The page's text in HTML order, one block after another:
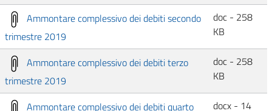
Ammontare complessivo dei debiti secondo
trimestre 2019
doc - 258
KB
Ammontare complessivo dei debiti terzo
trimestre 2019
doc - 258
KB
Ammontare complessivo dei debiti quarto
docx - 14